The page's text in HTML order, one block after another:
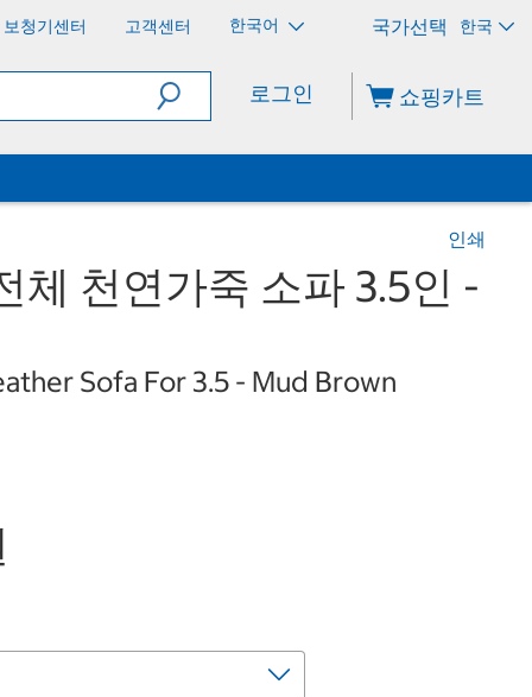
보청기센터 고객센터 한국어 한국
로그인 쇼핑카트
인쇄
체 천연가죽 소파 3.5인 -
Sofa For 3.5 - Mud Brown